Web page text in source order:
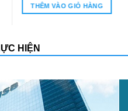
là:
1.100.000₫.
tại
là:
THÊM VÀO GIỎ HÀNG
HIỆN